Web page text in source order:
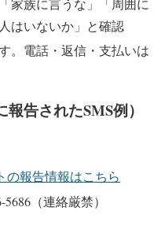
「家族に言うな」「周囲に
人はいないか」と確認
。電話・返信・支払いは
告されたSMS例）
の報告情報はこちら
5686 （連絡厳禁）